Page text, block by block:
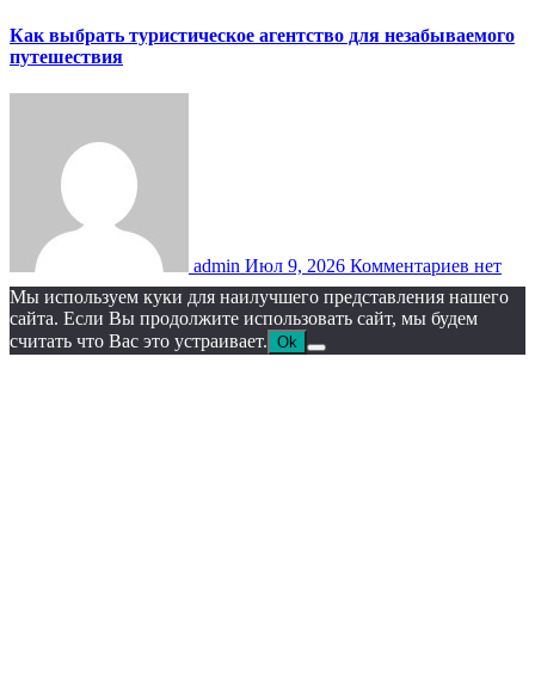
Как выбрать туристическое агентство для незабываемого
путешествия
admin Июл 9, 2026 Комментариев нет
Мы используем куки для наилучшего представления нашего
сайта. Если Вы продолжите использовать сайт, мы будем
считать что Вас это устраивает. Ok